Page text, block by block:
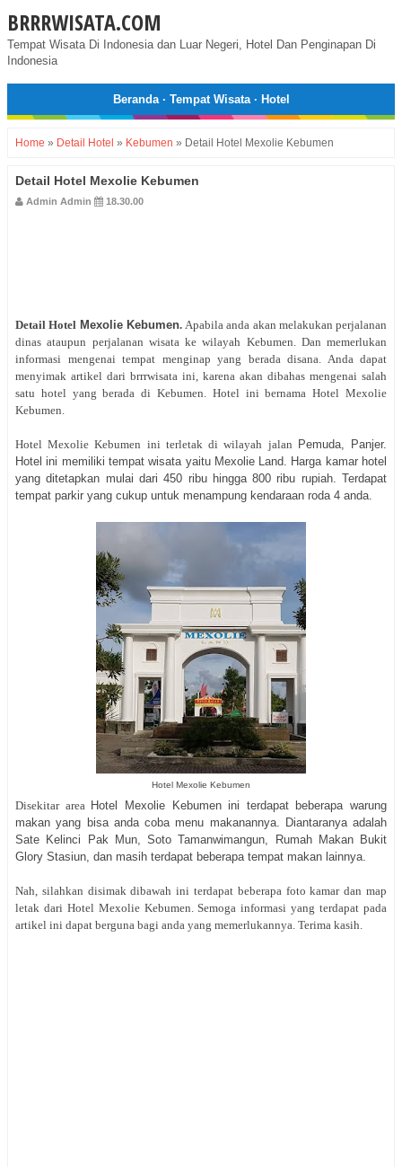
BRRRWISATA.COM
Tempat Wisata Di Indonesia dan Luar Negeri, Hotel Dan Penginapan Di
Indonesia
Beranda· Tempat Wisata· Hotel
Home » Detail Hotel » Kebumen » Detail Hotel Mexolie Kebumen
Detail Hotel Mexolie Kebumen
Admin Admin 18.30.00
Detail Hotel Mexolie Kebumen. Apabila anda akan melakukan perjalanan
dinas ataupun perjalanan wisata ke wilayah Kebumen. Dan memerlukan
informasi mengenai tempat menginap yang berada disana. Anda dapat
menyimak artikel dari brrrwisata ini, karena akan dibahas mengenai salah
satu hotel yang berada di Kebumen. Hotel ini bernama Hotel Mexolie
Kebumen.
Hotel Mexolie Kebumen ini terletak di wilayah jalan Pemuda, Panjer.
Hotel ini memiliki tempat wisata yaitu Mexolie Land. Harga kamar hotel
yang ditetapkan mulai dari 450 ribu hingga 800 ribu rupiah. Terdapat
tempat parkir yang cukup untuk menampung kendaraan roda 4 anda.
Hotel Mexolie Kebumen
Disekitar area Hotel Mexolie Kebumen ini terdapat beberapa warung
makan yang bisa anda coba menu makanannya. Diantaranya adalah
Sate Kelinci Pak Mun, Soto Tamanwimangun, Rumah Makan Bukit
Glory Stasiun, dan masih terdapat beberapa tempat makan lainnya.
Nah, silahkan disimak dibawah ini terdapat beberapa foto kamar dan map
letak dari Hotel Mexolie Kebumen. Semoga informasi yang terdapat pada
artikel ini dapat berguna bagi anda yang memerlukannya. Terima kasih.